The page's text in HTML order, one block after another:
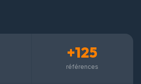
+125
références